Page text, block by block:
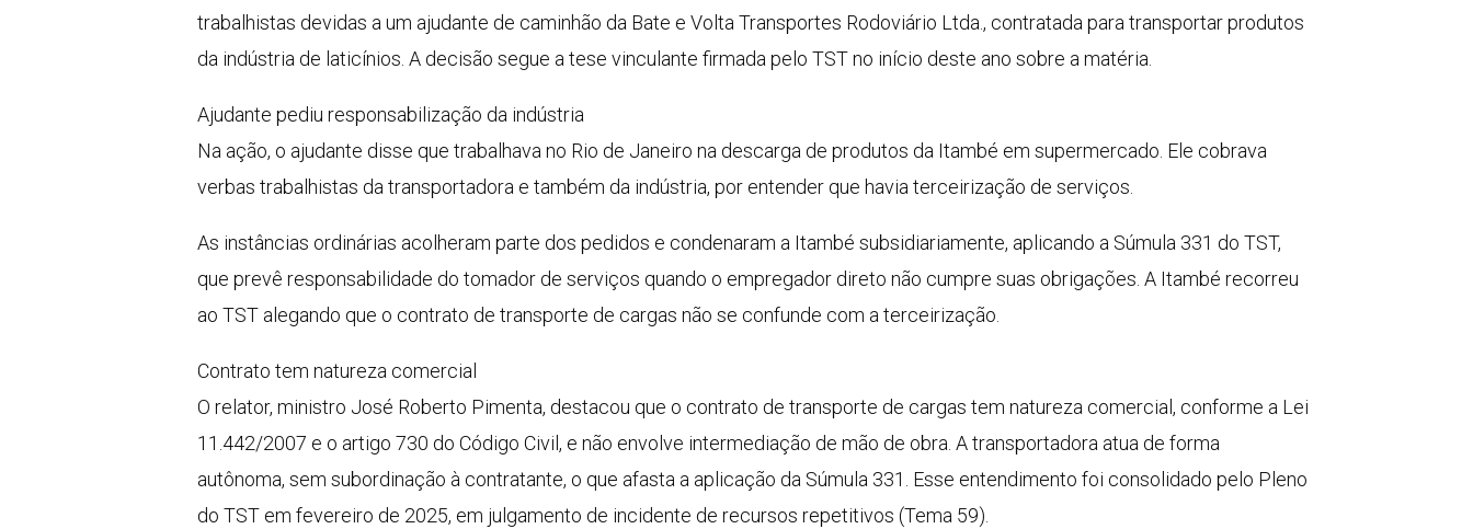
trabalhistas devidas a um ajudante de caminhão da Bate e Volta Transportes Rodoviário Ltda., contratada para transportar produtos
da indústria de laticínios. A decisão segue a tese vinculante firmada pelo TST no início deste ano sobre a matéria.
Ajudante pediu responsabilização da indústria
Na ação, o ajudante disse que trabalhava no Rio de Janeiro na descarga de produtos da Itambé em supermercado. Ele cobrava
verbas trabalhistas da transportadora e também da indústria, por entender que havia terceirização de serviços.
As instâncias ordinárias acolheram parte dos pedidos e condenaram a Itambé subsidiariamente, aplicando a Súmula 331 do TST,
que prevê responsabilidade do tomador de serviços quando o empregador direto não cumpre suas obrigações. A Itambé recorreu
ao TST alegando que o contrato de transporte de cargas não se confunde com a terceirização.
Contrato tem natureza comercial
O relator, ministro José Roberto Pimenta, destacou que o contrato de transporte de cargas tem natureza comercial, conforme a Lei
11.442/2007 e o artigo 730 do Código Civil, e não envolve intermediação de mão de obra. A transportadora atua de forma
autônoma, sem subordinação à contratante, o que afasta a aplicação da Súmula 331. Esse entendimento foi consolidado pelo Pleno
do TST em fevereiro de 2025, em julgamento de incidente de recursos repetitivos (Tema 59).